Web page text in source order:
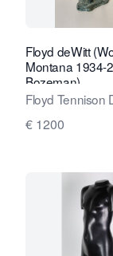
Floyd deWitt
Montana 1934-
Bozeman)
Floyd Tennison
€ 1200